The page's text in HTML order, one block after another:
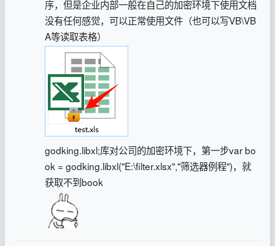
序，但是企业内部一般在自己的加密环境下使用文档
没有任何感觉，可以正常使用文件（也可以写VB\VB
A等读取表格）
godking.libxl;库对公司的加密环境下，第一步var bo
ok = godking.libxl("E:\filter.xlsx","筛选器例程")，就
获取不到book